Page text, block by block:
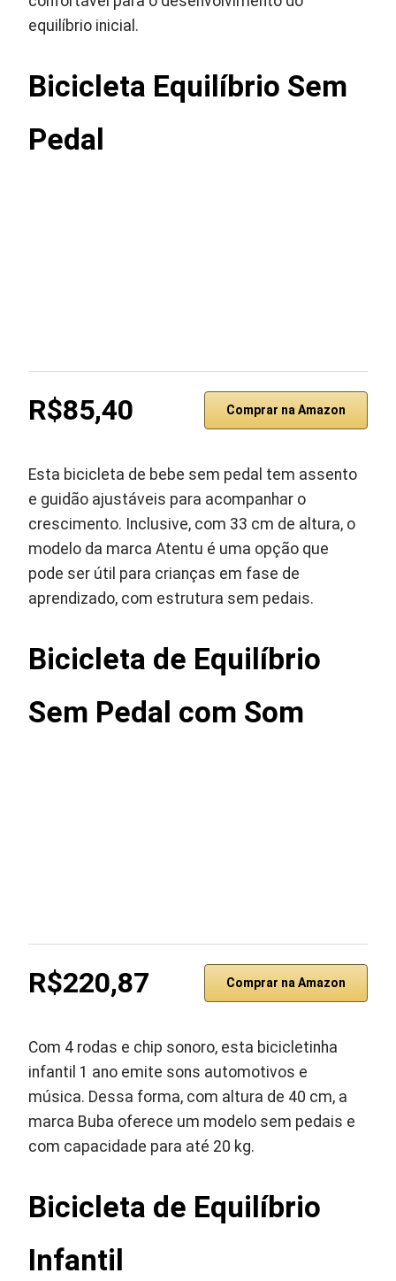
equilíbrio inicial.
Bicicleta Equilíbrio Sem
Pedal
R$85,40 Comprar na Amazon
Esta bicicleta de bebe sem pedal tem assento
e guidão ajustáveis para acompanhar o
crescimento. Inclusive, com 33 cm de altura, o
modelo da marca Atentu é uma opção que
pode ser útil para crianças em fase de
aprendizado, com estrutura sem pedais.
Bicicleta de Equilíbrio
Sem Pedal com Som
R$220,87 Comprar na Amazon
Com 4 rodas e chip sonoro, esta bicicletinha
infantil 1 ano emite sons automotivos e
música. Dessa forma, com altura de 40 cm, a
marca Buba oferece um modelo sem pedais e
com capacidade para até 20 kg.
Bicicleta de Equilíbrio
Infantil